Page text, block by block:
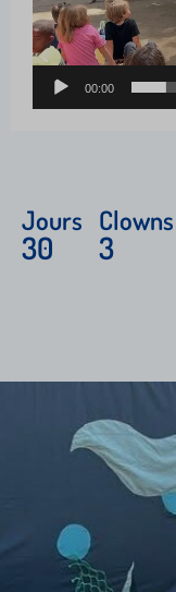
00:00
Jours
30
Clowns
3